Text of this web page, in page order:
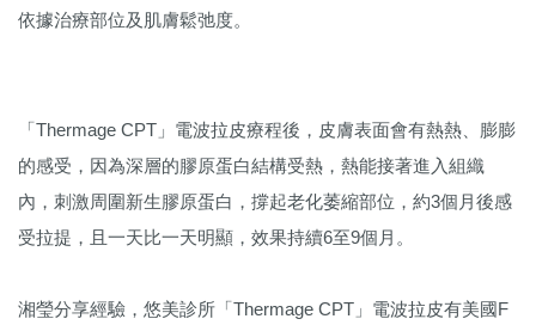
依據治療部位及肌膚鬆弛度。
「Thermage CPT」電波拉皮療程後，皮膚表面會有熱熱、膨膨
的感受，因為深層的膠原蛋白結構受熱，熱能接著進入組織
內，刺激周圍新生膠原蛋白，撐起老化萎縮部位，約3個月後感
受拉提，且一天比一天明顯，效果持續6至9個月。
湘瑩分享經驗，悠美診所「Thermage CPT」電波拉皮有美國F